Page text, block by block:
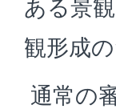
ある景
観形成
通常の